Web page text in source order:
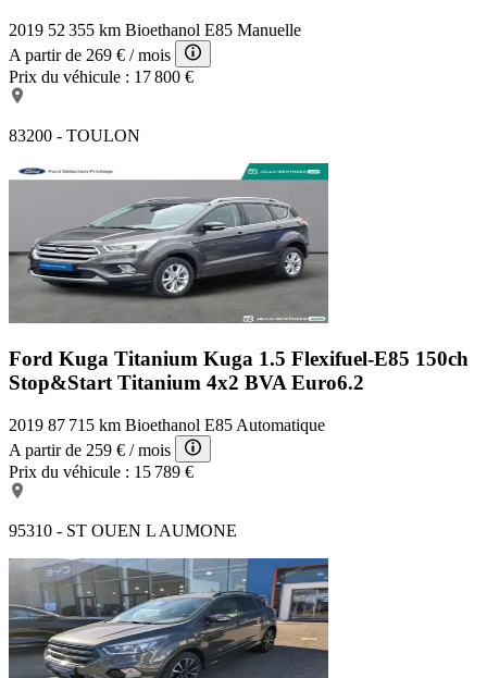
2019 52 355 km Bioethanol E85 Manuelle
A partir de 269 € / mois
Prix du véhicule : 17 800 €
83200 - TOULON
Ford Kuga Titanium Kuga 1.5 Flexifuel-E85 150ch
Stop&Start Titanium 4x2 BVA Euro6.2
2019 87 715 km Bioethanol E85 Automatique
A partir de 259 € / mois
Prix du véhicule : 15 789 €
95310 - ST OUEN L AUMONE